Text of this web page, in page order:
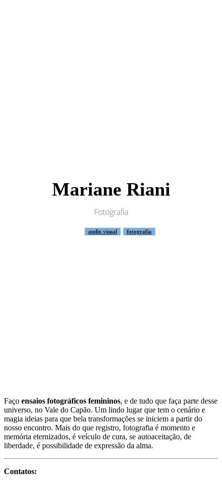
Mariane Riani
Fotografia
audio visual fotografia
Faço ensaios fotográficos femininos, e de tudo que faça parte desse
universo, no Vale do Capão. Um lindo lugar que tem o cenário e
magia ideias para que bela transformações se iniciem a partir do
nosso encontro. Mais do que registro, fotografia é momento e
memória eternizados, é veículo de cura, se autoaceitação, de
liberdade, é possibilidade de expressão da alma.
Contatos: